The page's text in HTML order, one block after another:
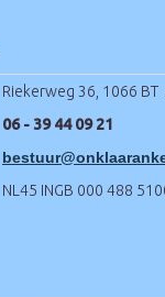
Riekerweg 36, 1066 BT
06 - 39 44 09 21
ruutseb
NL45 INGB 000 488